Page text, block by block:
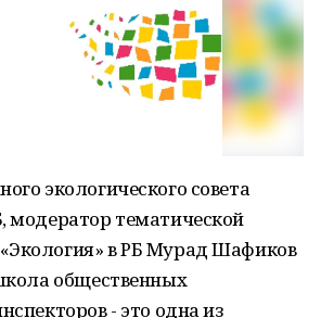
экологического совета
модератор тематической
в РБ Мурад Шафиков
общественных
- это одна из